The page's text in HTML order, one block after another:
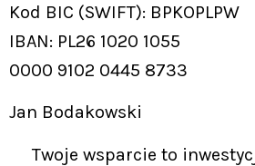
Kod BIC (SWIFT): BPKOPLPW
IBAN: PL26 1020 1055
0000 9102 0445 8733
Jan Bodakowski
Twoje wsparcie to